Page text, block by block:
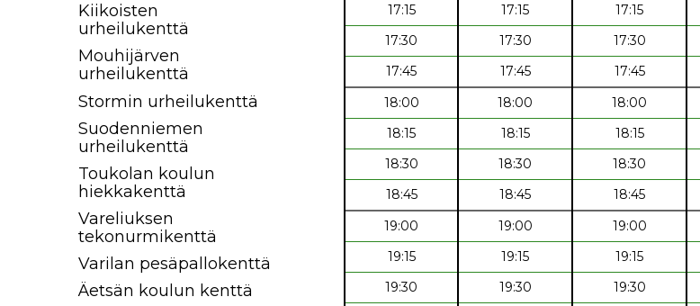
Kiikoisten
urheilukenttä
Mouhijärven
urheilukenttä
Stormin urheilukenttä
Suodenniemen
urheilukenttä
Toukolan koulun
hiekkakenttä
Vareliuksen
tekonurmikenttä
Varilan pesäpallokenttä
Äetsän koulun kenttä
17:15
17:15 17:15
17:30
17:30 17:30
17:45
17:45 17:45
18:00
18:00 18:00
18:15
18:15 18:15
18:30
18:30 18:30
18:45
18:45 18:45
19:00
19:00 19:00
19:15
19:15 19:15
19:30
19:30 19:30